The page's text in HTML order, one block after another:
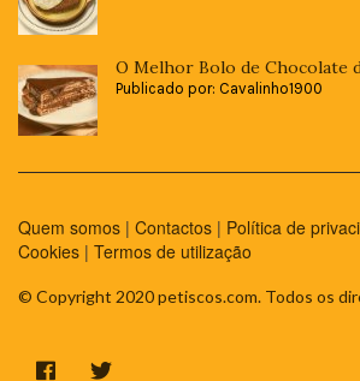
O Melhor Bolo de Chocolate
Publicado por: Cavalinho1900
Quem somos | Contactos | Política de
Cookies | Termos de utilização
© Copyright 2020 petiscos.com. Todos os